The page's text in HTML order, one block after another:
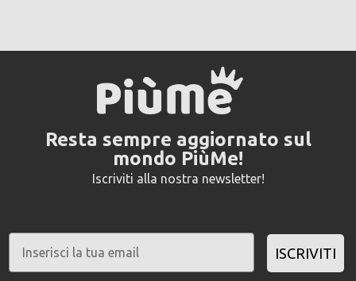
Resta sempre aggiornato sul
mondo PiùMe!
Iscriviti alla nostra newsletter!
ISCRIVITI